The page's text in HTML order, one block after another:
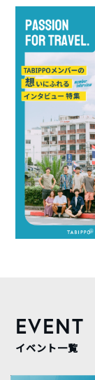
EVENT
イベント一覧